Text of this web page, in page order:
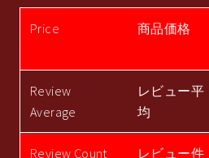
Price 商品価格
Review
Average
レビュー平
均
Review Count レビュー件